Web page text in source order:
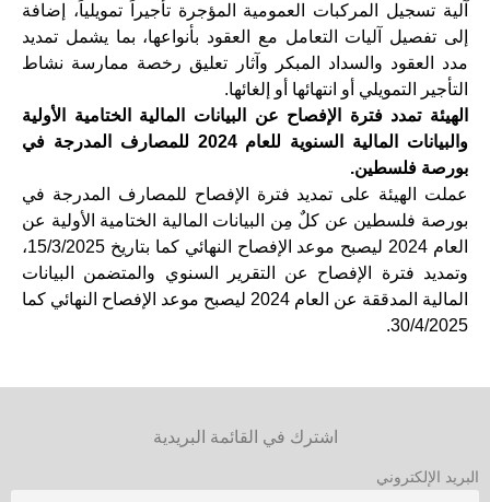
آلية تسجيل المركبات العمومية المؤجرة تأجيراً تمويلياً، إضافة
إلى تفصيل آليات التعامل مع العقود بأنواعها، بما يشمل تمديد
مدد العقود والسداد المبكر وآثار تعليق رخصة ممارسة نشاط
التأجير التمويلي أو انتهائها أو إلغائها.
الهيئة تمدد فترة الإفصاح عن البيانات المالية الختامية الأولية
والبيانات المالية السنوية للعام 2024 للمصارف المدرجة في
بورصة فلسطين.
عملت الهيئة على تمديد فترة الإفصاح للمصارف المدرجة في
بورصة فلسطين عن كلٌ مِن البيانات المالية الختامية الأولية عن
العام 2024 ليصبح موعد الإفصاح النهائي كما بتاريخ 15/3/2025،
وتمديد فترة الإفصاح عن التقرير السنوي والمتضمن البيانات
المالية المدققة عن العام 2024 ليصبح موعد الإفصاح النهائي كما
30/4/2025.
اشترك في القائمة البريدية
البريد الإلكتروني